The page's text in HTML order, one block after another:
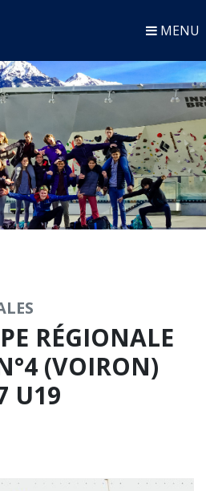
MENU
RÉGIONALE
(VOIRON)
U19